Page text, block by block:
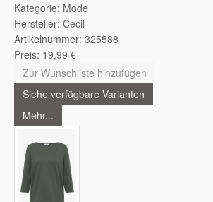
Kategorie: Mode
Hersteller: Cecil
Artikelnummer: 325588
Preis: 19,99 €
Zur Wunschliste hinzufügen
Siehe verfügbare Varianten
Mehr...